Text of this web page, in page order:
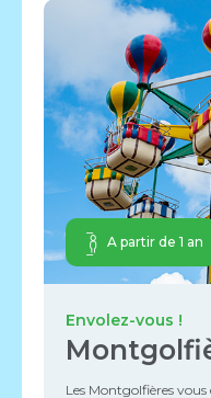
A partir de 1 an
Envolez-vous !
Les Montgolfières